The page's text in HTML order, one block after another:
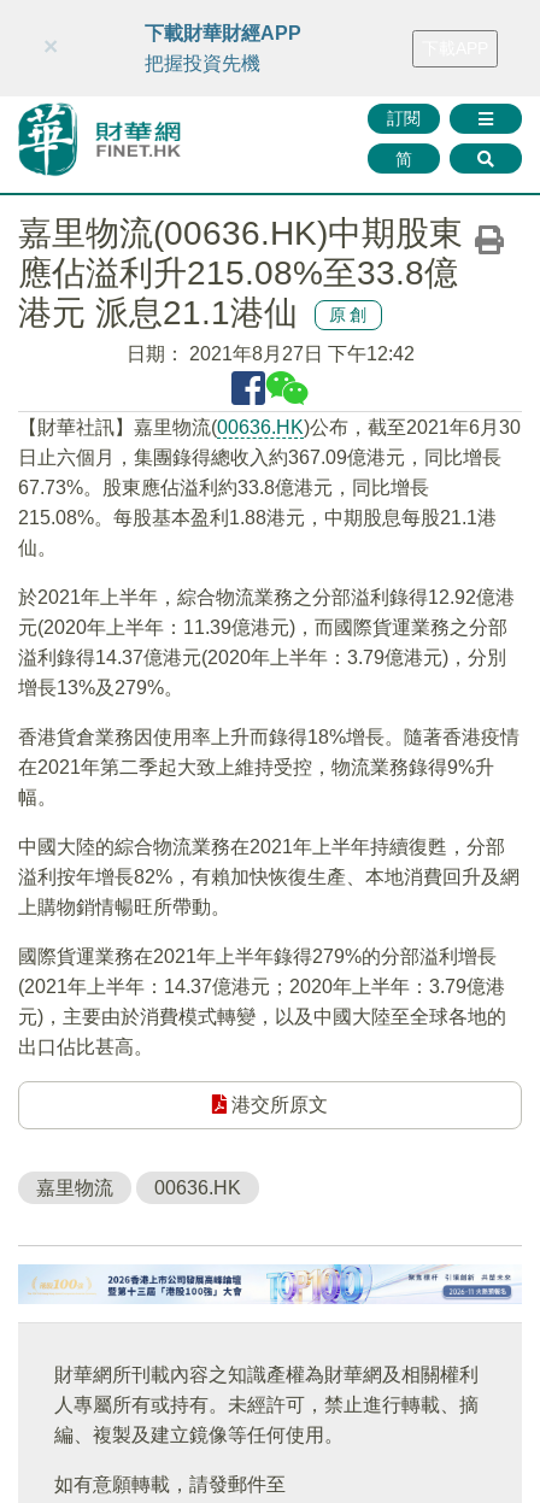
財華智庫網 FINTV FINMETA 財華證券 媒體矩陣
訂閱
简
×
下載財華財經APP
把握投資先機
嘉里物流(00636.HK)中期股東
應佔溢利升215.08%至33.8億
港元 派息21.1港仙
原創
日期： 2021年8月27日 下午12:42
【財華社訊】嘉里物流(00636.HK)公布，截至2021年6月30
日止六個月，集團錄得總收入約367.09億港元，同比增長
67.73%。股東應佔溢利約33.8億港元，同比增長
215.08%。每股基本盈利1.88港元，中期股息每股21.1港
仙。
於2021年上半年，綜合物流業務之分部溢利錄得12.92億港
元(2020年上半年：11.39億港元)，而國際貨運業務之分部
溢利錄得14.37億港元(2020年上半年：3.79億港元)，分別
增長13%及279%。
香港貨倉業務因使用率上升而錄得18%增長。隨著香港疫情
在2021年第二季起大致上維持受控，物流業務錄得9%升
幅。
中國大陸的綜合物流業務在2021年上半年持續復甦，分部
溢利按年增長82%，有賴加快恢復生產、本地消費回升及網
上購物銷情暢旺所帶動。
國際貨運業務在2021年上半年錄得279%的分部溢利增長
(2021年上半年：14.37億港元；2020年上半年：3.79億港
元)，主要由於消費模式轉變，以及中國大陸至全球各地的
出口佔比甚高。
港交所原文
嘉里物流 00636.HK
財華網所刊載內容之知識產權為財華網及相關權利
人專屬所有或持有。未經許可，禁止進行轉載、摘
編、複製及建立鏡像等任何使用。
如有意願轉載，請發郵件至